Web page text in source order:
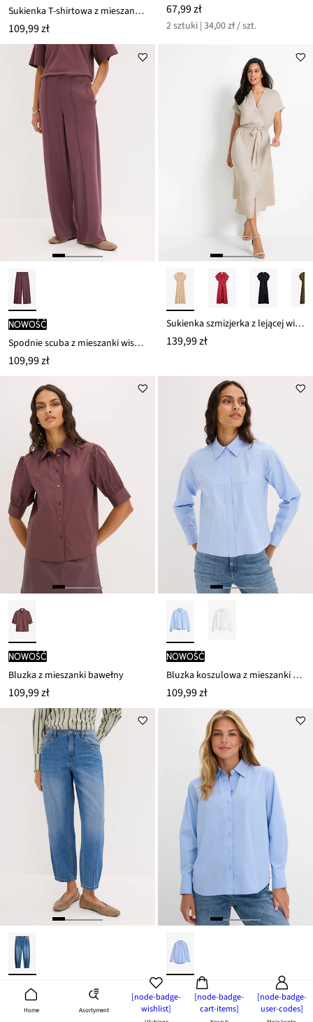
Home Asortyment
[node-badge-
wishlist]
[node-badge-
cart-items]
[node-badge-
user-codes]
Sukienka T-shirtowa z mieszanki bawełny i elastanu
109,99 zł
67,99 zł
2 sztuki | 34,00 zł / szt.
nowość
Spodnie scuba z mieszanki wiskozy
109,99 zł
Sukienka szmizjerka z lejącej wiskozy
139,99 zł
nowość
Bluzka z mieszanki bawełny
109,99 zł
nowość
Bluzka koszulowa z mieszanki bawełny
109,99 zł
nowość
Jeansy barrel ze średnim stanem, o skróconej długości
nowość
Bluzka koszulowa z czystej bawełny